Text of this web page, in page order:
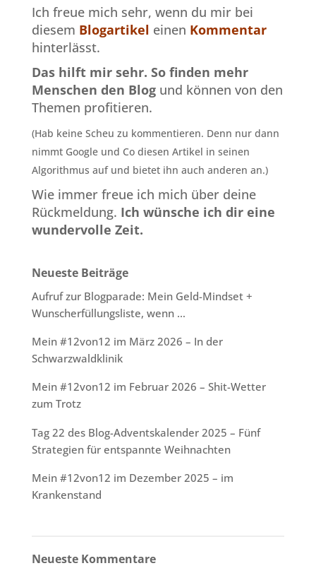
Ich freue mich sehr, wenn du mir bei
diesem Blogartikel einen Kommentar
hinterlässt.
Das hilft mir sehr. So finden mehr
Menschen den Blogund können von den
Themen profitieren.
(Hab keine Scheu zu kommentieren. Denn nur dann
nimmt Google und Co diesen Artikel in seinen
Algorithmus auf und bietet ihn auch anderen an.)
Wie immer freue ich mich über deine
Rückmeldung. Ich wünsche ich dir eine
wundervolle Zeit.
Neueste Beiträge
Aufruf zur Blogparade: Mein Geld-Mindset +
Wunscherfüllungsliste, wenn …
Mein #12von12 im März 2026 – In der
Schwarzwaldklinik
Mein #12von12 im Februar 2026 – Shit-Wetter
zum Trotz
Tag 22 des Blog-Adventskalender 2025 – Fünf
Strategien für entspannte Weihnachten
Mein #12von12 im Dezember 2025 – im
Krankenstand
Neueste Kommentare